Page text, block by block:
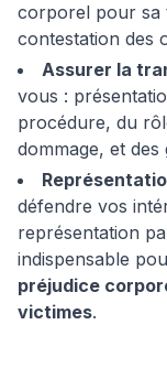
corporel pour sa
contestation des
Assurer la
vous :
procédure, du
dommage, et
défendre vos
représentation
indispensable
préjudice
victimes.